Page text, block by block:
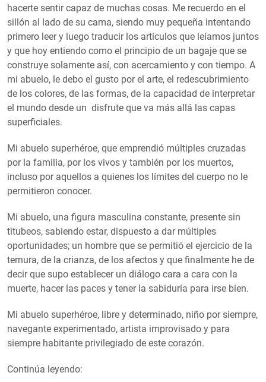
hacerte sentir capaz de muchas cosas. Me recuerdo en el
sillón al lado de su cama, siendo muy pequeña intentando
primero leer y luego traducir los artículos que leíamos juntos
y que hoy entiendo como el principio de un bagaje que se
construye solamente así, con acercamiento y con tiempo. A
mi abuelo, le debo el gusto por el arte, el redescubrimiento
de los colores, de las formas, de la capacidad de interpretar
el mundo desde un disfrute que va más allá las capas
superficiales.
Mi abuelo superhéroe, que emprendió múltiples cruzadas
por la familia, por los vivos y también por los muertos,
incluso por aquellos a quienes los límites del cuerpo no le
permitieron conocer.
Mi abuelo, una figura masculina constante, presente sin
titubeos, sabiendo estar, dispuesto a dar múltiples
oportunidades; un hombre que se permitió el ejercicio de la
ternura, de la crianza, de los afectos y que finalmente he de
decir que supo establecer un diálogo cara a cara con la
muerte, hacer las paces y tener la sabiduría para irse bien.
Mi abuelo superhéroe, libre y determinado, niño por siempre,
navegante experimentado, artista improvisado y para
siempre habitante privilegiado de este corazón.
Continúa leyendo: